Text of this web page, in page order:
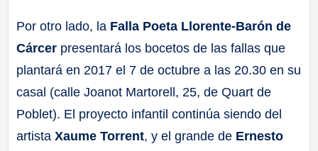
Por otro lado, la Falla Poeta Llorente-Barón de
Cárcer presentará los bocetos de las fallas que
plantará en 2017 el 7 de octubre a las 20.30 en su
casal (calle Joanot Martorell, 25, de Quart de
Poblet). El proyecto infantil continúa siendo del
artista Xaume Torrent, y el grande de Ernesto